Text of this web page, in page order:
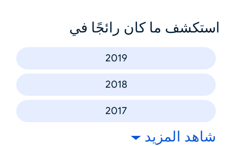
استكشف ما كان رائجًا في
2019
2018
2017
شاهد المزيد